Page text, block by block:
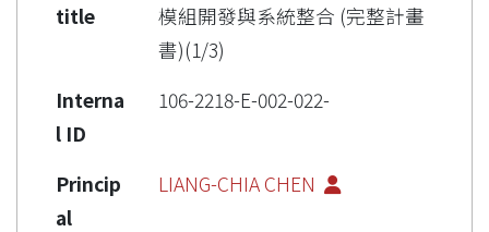
title
模組開發與系統整合 (完整計畫
書)(1/3)
Interna
l ID
106-2218-E-002-022-
Princip
al
LIANG-CHIA CHEN